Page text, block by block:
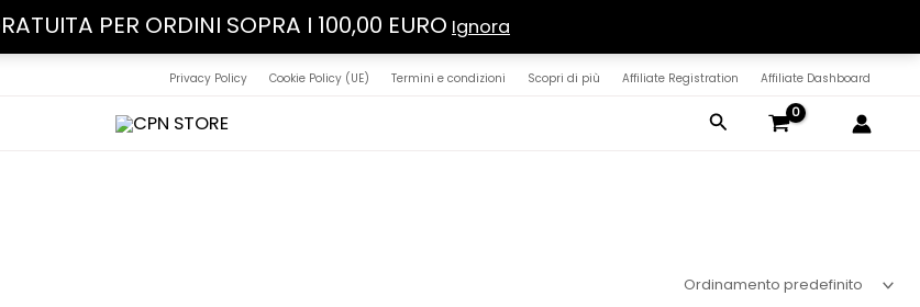
PER ORDINI SOPRA I 100,00 EURO Ignora
Privacy Policy Cookie Policy (UE) Termini e condizioni Scopri di più Affiliate Registration Affiliate Dashboard
Cerca